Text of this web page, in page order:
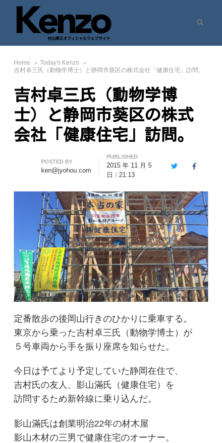
七転八起 – 村山憲三 Official Site
村山憲三ウェブサイト
Home
Today's Kenzo
吉村卓三氏（動物学博士）と静岡市葵区の株式会社「健康住宅」訪問。
吉村卓三氏（動物学博
士）と静岡市葵区の株式
会社「健康住宅」訪問。
Author
POSTED BY
ken@jyohou.com
PUBLISHED
2015 年 11 月 5
日
21:13
TwitterFacebook
定番散歩の後岡山行きのひかりに乗車する。
東京から乗った吉村卓三氏（動物学博士）が
５号車両から手を振り座席を知らせた。
今日は予てより予定していた静岡在住で、
吉村氏の友人、影山滿氏（健康住宅）を
訪問するため新幹線に乗り込んだ。
影山滿氏は創業明治22年の材木屋
影山木材の三男で健康住宅のオーナー。